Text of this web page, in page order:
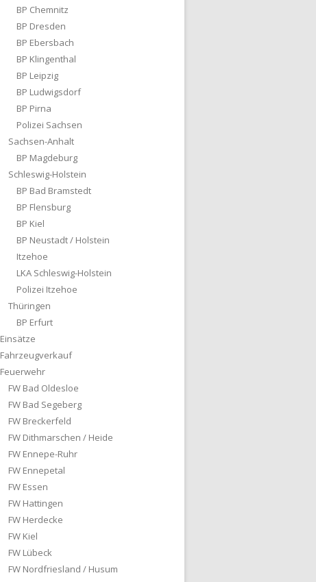
BP Chemnitz
BP Dresden
BP Ebersbach
BP Klingenthal
BP Leipzig
BP Ludwigsdorf
BP Pirna
Polizei Sachsen
Sachsen-Anhalt
BP Magdeburg
Schleswig-Holstein
BP Bad Bramstedt
BP Flensburg
BP Kiel
BP Neustadt / Holstein
Itzehoe
LKA Schleswig-Holstein
Polizei Itzehoe
Thüringen
BP Erfurt
Einsätze
Fahrzeugverkauf
Feuerwehr
FW Bad Oldesloe
FW Bad Segeberg
FW Breckerfeld
FW Dithmarschen / Heide
FW Ennepe-Ruhr
FW Ennepetal
FW Essen
FW Hattingen
FW Herdecke
FW Kiel
FW Lübeck
FW Nordfriesland / Husum